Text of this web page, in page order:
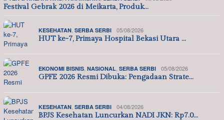
Festival Gebrak 2026 di Meikarta, Produk…
KESEHATAN SERBA SERBI 05/08/2026
HUT ke-7, Primaya Hospital Bekasi Utara …
EKONOMI BISNIS NASIONAL SERBA SERBI 05/08/2026
GPFE 2026 Resmi Dibuka: Pengadaan Strate…
KESEHATAN SERBA SERBI 04/08/2026
BPJS Kesehatan Luncurkan NADI JKN: Rp7.0…